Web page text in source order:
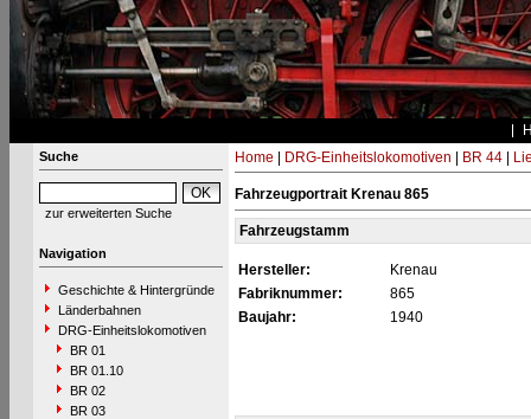
Suche
zur erweiterten Suche
Navigation
Geschichte & Hintergründe
Länderbahnen
DRG-Einheitslokomotiven
BR 01
BR 01.10
BR 02
BR 03
Home DRG-Einheitslokomotiven BR 44|
Fahrzeugportrait Krenau 865
Fahrzeugstamm
Hersteller:
Krenau
Fabriknummer:
865
Baujahr:
1940